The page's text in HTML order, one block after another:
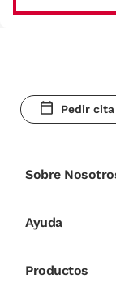
Pedir cita
Sobre
Ayuda
Productos